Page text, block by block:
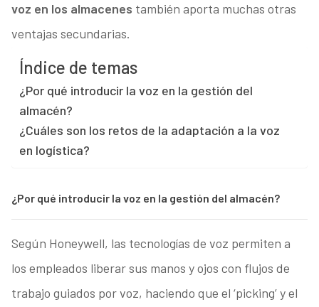
voz en los almacenes también aporta muchas otras
ventajas secundarias.
Índice de temas
¿Por qué introducir la voz en la gestión del
almacén?
¿Cuáles son los retos de la adaptación a la voz
en logística?
¿Por qué introducir la voz en la gestión del almacén?
Según Honeywell, las tecnologías de voz permiten a
los empleados liberar sus manos y ojos con flujos de
trabajo guiados por voz, haciendo que el ‘picking’ y el